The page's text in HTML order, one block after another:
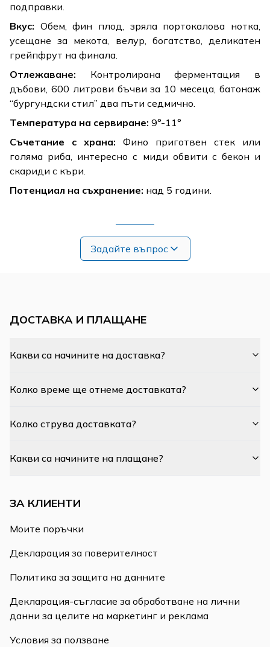
подправки.
Вкус: Обем, фин плод, зряла портокалова нотка,
усещане за мекота, велур, богатство, деликатен
грейпфрут на финала.
Отлежаване: Контролирана ферментация в
дъбови, 600 литрови бъчви за 10 месеца, батонаж
“бургундски стил” два пъти седмично.
Температура на сервиране: 9°-11°
Съчетание с храна: Фино приготвен стек или
голяма риба, интересно с миди обвити с бекон и
скариди с къри.
Потенциал на съхранение: над 5 години.
Задайте въпрос
ДОСТАВКА И ПЛАЩАНЕ
Какви са начините на доставка?
Колко време ще отнеме доставката?
Колко струва доставката?
Какви са начините на плащане?
ЗА КЛИЕНТИ
Моите поръчки
Декларация за поверителност
Политика за защита на данните
Декларация-съгласие за обработване на лични
данни за целите на маркетинг и реклама
Условия за ползване